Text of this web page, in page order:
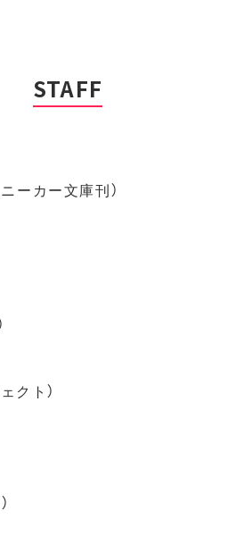
STAFF
ーカー文庫刊）
クト）